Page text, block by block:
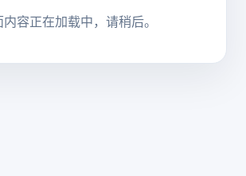
内容正在加载中，请稍后。